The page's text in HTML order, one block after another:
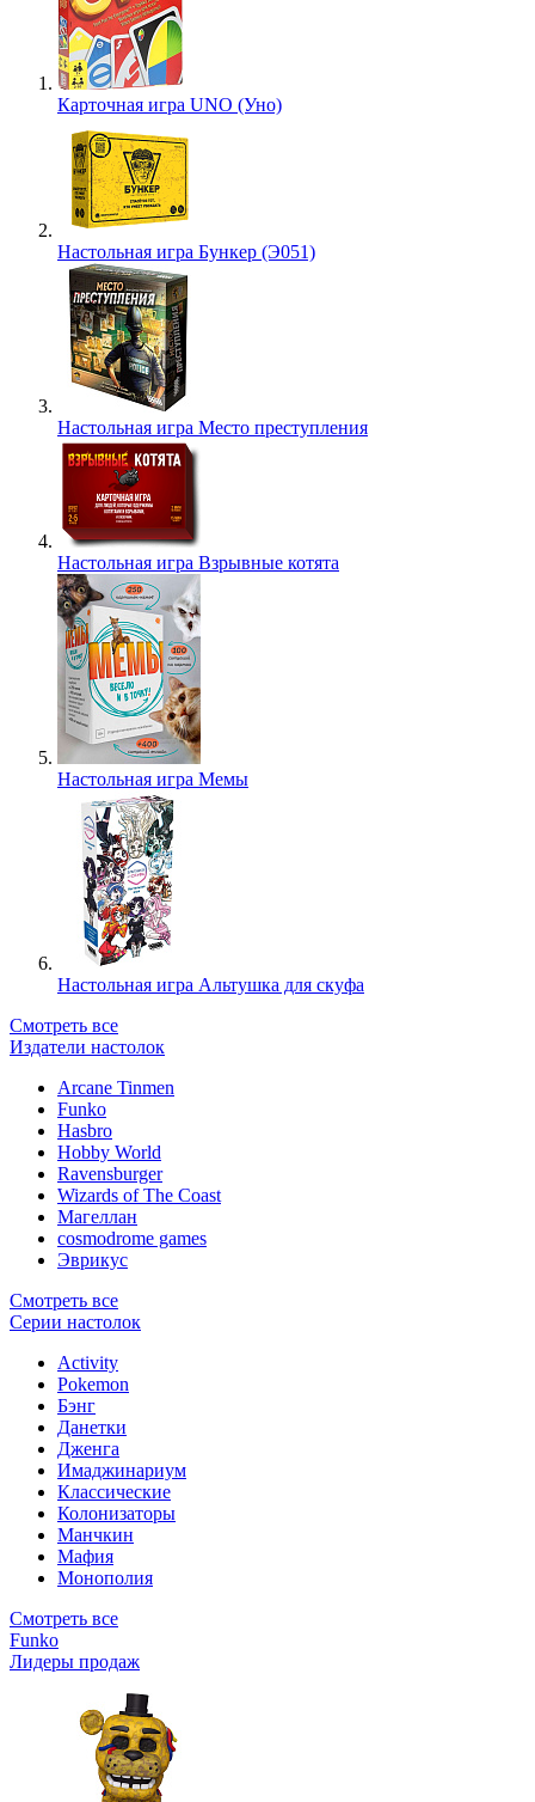
Карточная игра UNO (Уно)
Настольная игра Бункер (Э051)
Настольная игра Место преступления
Настольная игра Взрывные котята
Настольная игра Мемы
Настольная игра Альтушка для скуфа
Смотреть все
Издатели настолок
Arcane Tinmen
Funko
Hasbro
Hobby World
Ravensburger
Wizards of The Coast
Магеллан
сosmodrome games
Эврикус
Смотреть все
Серии настолок
Activity
Pokemon
Бэнг
Данетки
Дженга
Имаджинариум
Классические
Колонизаторы
Манчкин
Мафия
Монополия
Смотреть все
Funko
Лидеры продаж